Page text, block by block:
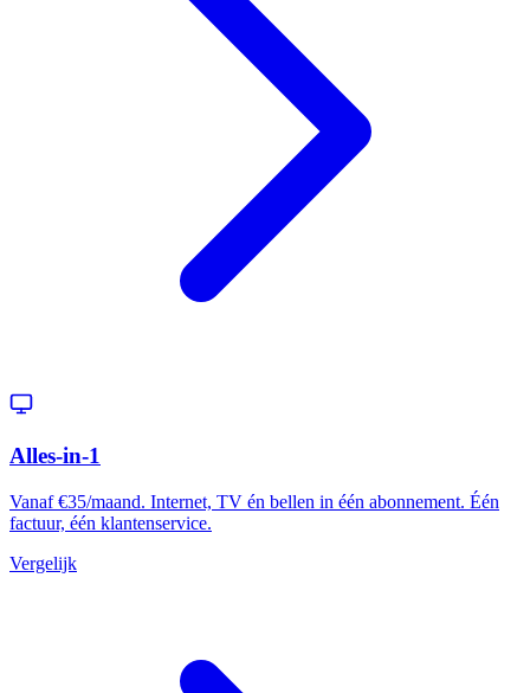
Alles-in-1
Vanaf €35/maand. Internet, TV én bellen in één abonnement. Één
factuur, één klantenservice.
Vergelijk